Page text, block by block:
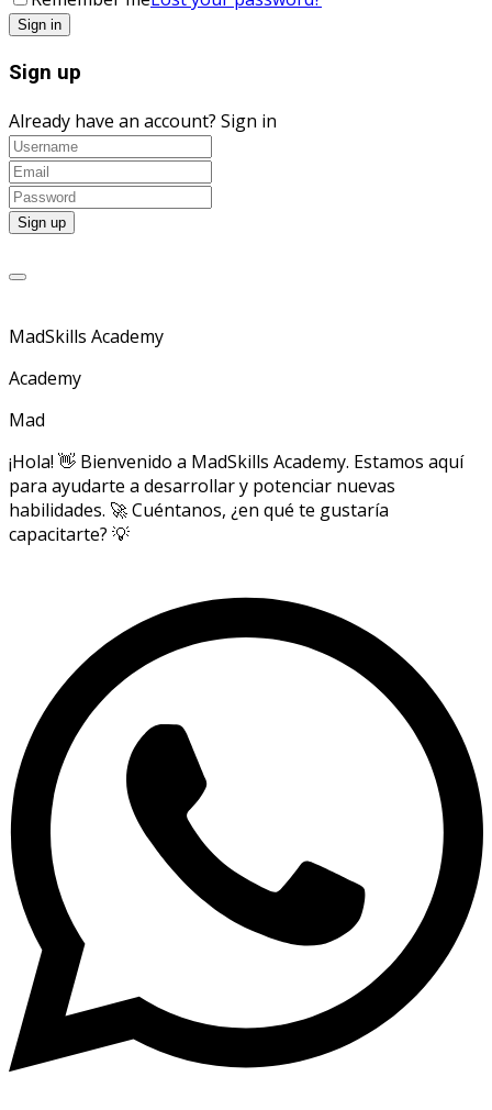
Sign up
Already have an account? Sign in
MadSkills Academy
Academy
Mad
¡Hola! 👋 Bienvenido a MadSkills Academy. Estamos aquí
para ayudarte a desarrollar y potenciar nuevas
habilidades. 🚀 Cuéntanos, ¿en qué te gustaría
capacitarte? 💡